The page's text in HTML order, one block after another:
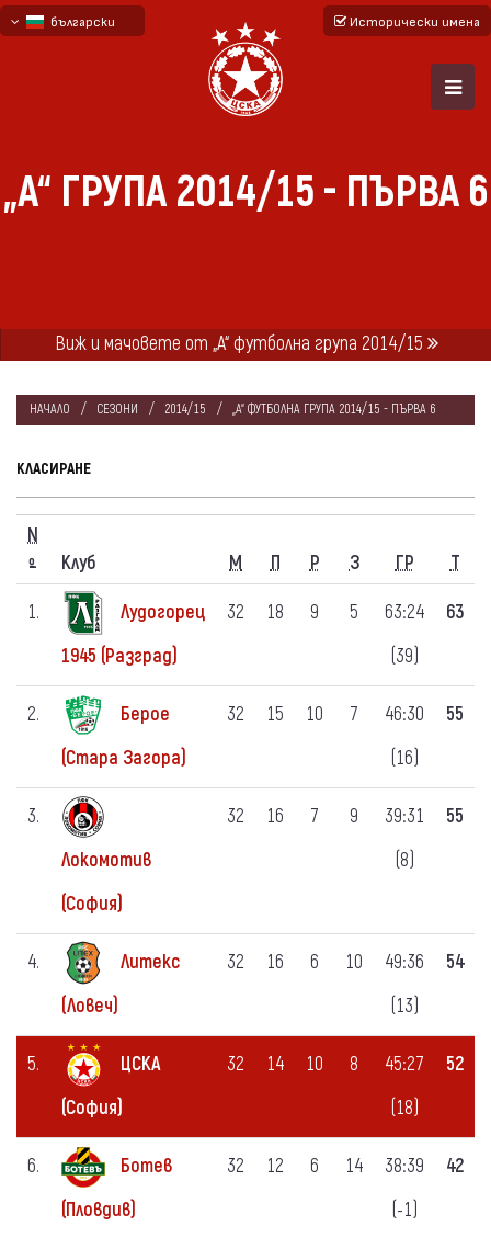
български
Исторически имена
„А“ ГРУПА 2014/15 - ПЪРВА 6
Виж и мачовете от „А“ футболна група 2014/15
НАЧАЛО СЕЗОНИ 2014/15 „А“ ФУТБОЛНА ГРУПА 2014/15 - ПЪРВА 6
КЛАСИРАНЕ
N
º
Клуб М П Р З ГР
Т
1.
Лудогорец
1945 (Разград)
32 18 9 5
63:24
(39)
63
2.
Берое
(Стара Загора)
32 15 10 7
46:30
(16)
55
3.
Локомотив
(София)
32 16 7 9
39:31
(8)
55
4.
Литекс
(Ловеч)
32 16 6 10
49:36
(13)
54
5.
ЦСКА
(София)
32 14 10 8
45:27
(18)
52
6.
Ботев
(Пловдив)
32 12 6 14
38:39
(-1)
42